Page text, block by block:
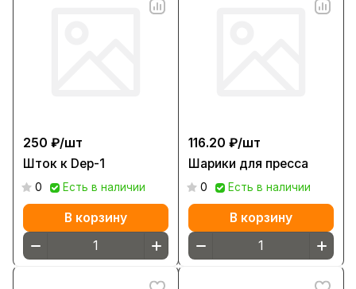
250 ₽/шт
Шток к Dep-1
0 Есть в наличии
В корзину
116.20 ₽/шт
Шарики для пресса
0 Есть в наличии
В корзину